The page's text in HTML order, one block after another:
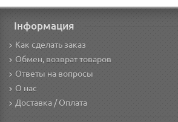
Інформация
Как сделать заказ
Обмен, возврат товаров
Ответы на вопросы
О нас
Доставка / Оплата